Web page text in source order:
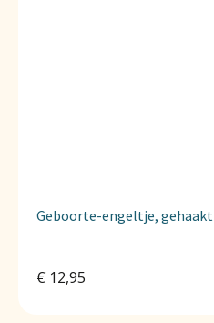
Geboorte-engeltje, gehaakt
€ 12,95